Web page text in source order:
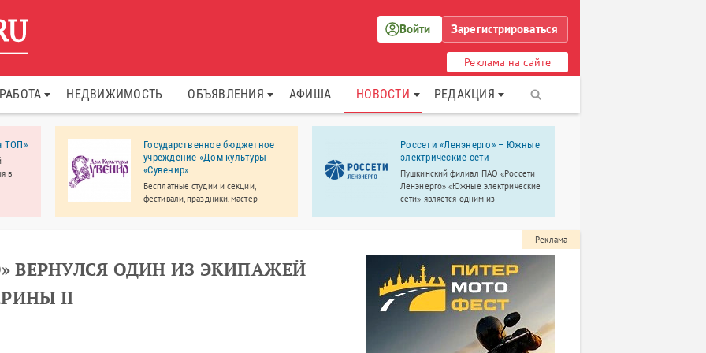
Войти Зарегистрироваться
Реклама на сайте
РАБОТА НЕДВИЖИМОСТЬ ОБЪЯВЛЕНИЯ АФИША НОВОСТИ РЕДАКЦИЯ
ТОП»
в
Государственное бюджетное
учреждение «Дом культуры
«Сувенир»
Бесплатные студии и секции,
фестивали, праздники, мастер-
Россети «Ленэнерго» – Южные
электрические сети
Пушкинский филиал ПАО «Россети
Ленэнерго» «Южные электрические
сети» является одним из
ВЕРНУЛСЯ ОДИН ИЗ ЭКИПАЖЕЙ
II
Реклама